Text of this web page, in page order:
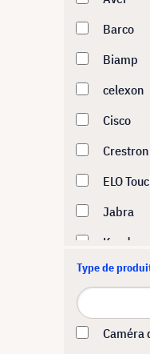
Barco
Biamp
celexon
Cisco
Crestron
ELO
Jabra
Kandao
Kramer
Logitech
Type de
Caméra